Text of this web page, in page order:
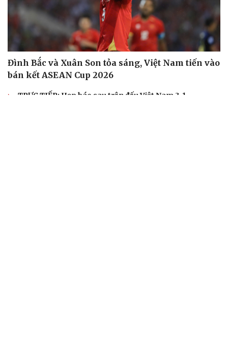
Đình Bắc và Xuân Son tỏa sáng, Việt Nam tiến vào
bán kết ASEAN Cup 2026
TRỰC TIẾP: Họp báo sau trận đấu Việt Nam 3-1